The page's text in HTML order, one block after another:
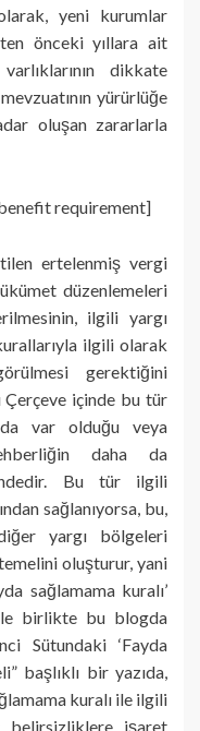
yeni kurumlar
önceki yıllara ait
dikkate
yürürlüğe
oluşan zararlarla
requirement]
ertelenmiş vergi
düzenlemeleri
ilgili yargı
ilgili olarak
gerektiğini
Çerçeve içinde bu tür
var olduğu veya
daha da
Bu tür ilgili
sağlanıyorsa, bu,
yargı bölgeleri
oluşturur, yani
sağlamama kuralı’
birlikte bu blogda
Sütundaki ‘Fayda
başlıklı bir yazıda,
kuralı ile ilgili
belirsizliklere işaret